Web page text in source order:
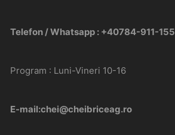
Telefon / Whatsapp : +40784-911-155
Program : Luni-Vineri 10-16
E-mail:chei@cheibriceag.ro